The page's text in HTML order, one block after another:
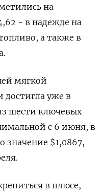
на
- в надежде на
а также в
мягкой
уже в
шести ключевых
с 6 июня, в
значение $1,0867,
в плюсе,